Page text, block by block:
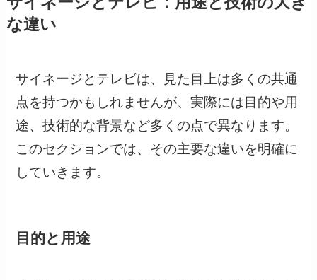
な違い
サイネージとテレビは、見た目上は多くの共通
点を持つかもしれませんが、実際には目的や用
途、技術的な背景など多くの点で異なります。
このセクションでは、その主要な違いを明確に
していきます。
目的と用途